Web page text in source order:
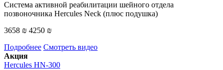
Система активной реабилитации шейного отдела
позвоночника Hercules Neck (плюс подушка)
3658 ₪ 4250 ₪
Подробнее Смотреть видео
Акция
Hercules HN-300